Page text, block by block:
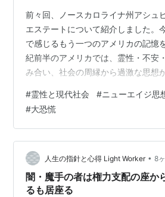
前々回、ノースカロライナ州アシュ
エステートについて紹介しました。
で感じるもう一つのアメリカの記憶
紀前半のアメリカでは、霊性・不安
み合い、社会の周縁から過激な思想
動したウィリアム・ダドリー・ペリ
Pelley, 1890–1965）です。 生い立
性への初期条件 ウィリアム・ダド
年、マサチューセッツ州に生まれま
ソジスト監督教会（Methodist
#霊性と現代社会 #ニューエイジ思
#大恐慌
人生の指針と心得 Light Worker • 8
闇・魔手の者は権力支配の座か
るも居座る